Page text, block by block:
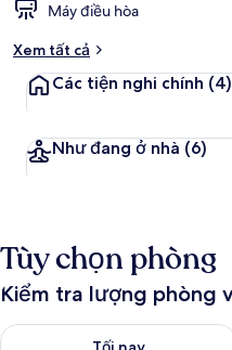
Máy điều hòa
Xem tất cả
Các tiện nghi chính (4)
Như đang ở nhà (6)
Tùy chọn phòng
Kiểm tra lượng phòng
Kiểm tra lượng phòng tối nay